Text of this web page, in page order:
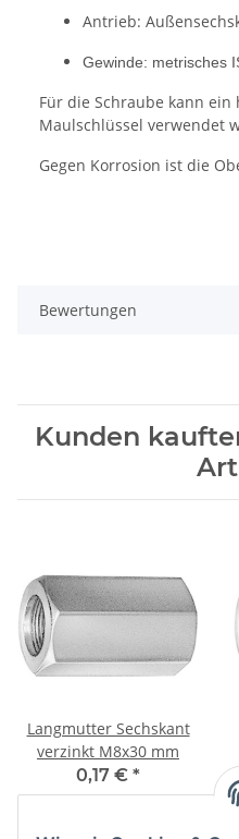
Antrieb:
Gewinde: metrisches
Für die Schraube kann
Maulschlüssel verwendet
Gegen Korrosion ist die
Bewertungen
Kunden
Langmutter Sechskant
verzinkt M8x30 mm
0,17 € *